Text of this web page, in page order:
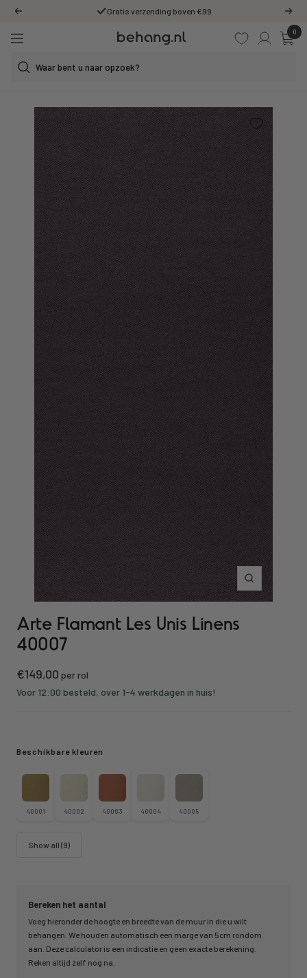
naar
content
Vorige Gratis verzending boven €99
0
Behang.nl
Navigatie
Inzoomen
Arte Flamant Les Unis Linens
40007
Kortings
prijs
€149,00 per rol
Voor 12:00 besteld, over 1-4 werkdagen in huis!
Bereken het aantal
Voeg hieronder de hoogte en breedte van de muur in die u wilt
behangen. We houden automatisch een marge van 5cm rondom
aan. Deze calculator is een indicatie en geen exacte berekening.
Reken altijd zelf nog na.
Beschikbare kleuren
40001 40002 40003 40004 40005
Show all (9)